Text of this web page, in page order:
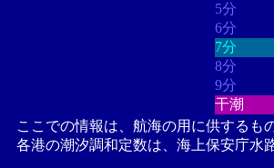
5分
6分
7分
8分
9分
干潮
ここでの情報は、航海の用に供するも
各港の潮汐調和定数は、海上保安庁水